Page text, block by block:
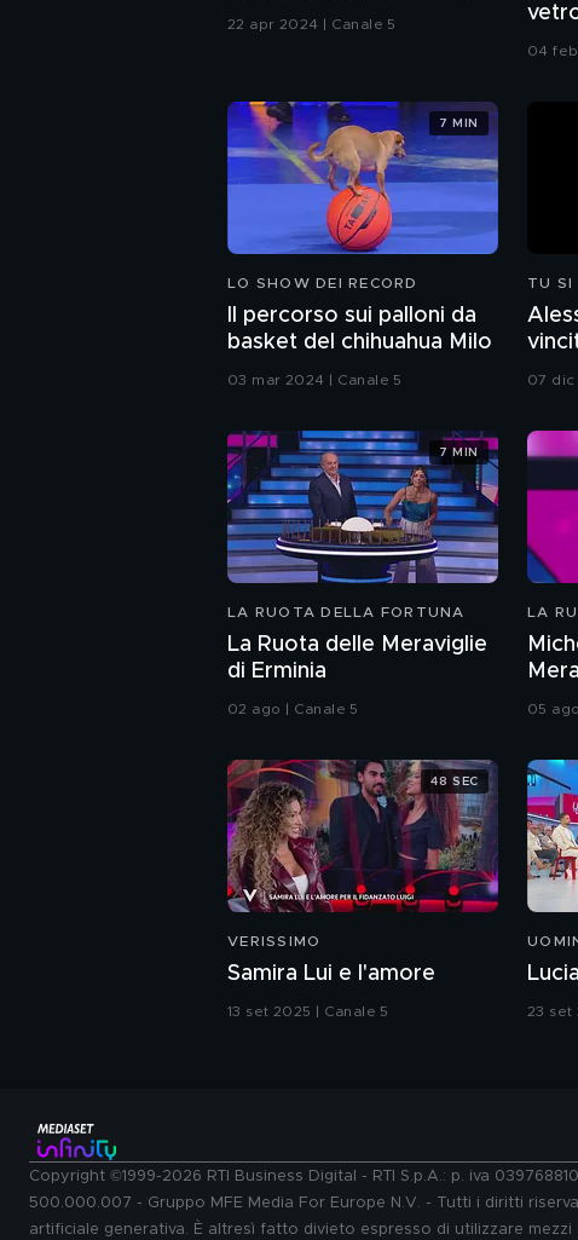
22 apr 2024 | Canale 5
04 feb
LO SHOW DEI RECORD
Il percorso sui palloni da
basket del chihuahua Milo
03 mar 2024 | Canale 5
7 MIN
TU SI
07 dic
LA RUOTA DELLA FORTUNA
La Ruota delle Meraviglie
di Erminia
02 ago | Canale 5
7 MIN
LA
05
VERISSIMO
Samira Lui e l'amore
13 set 2025 | Canale 5
48 SEC
23 set
Copyright ©1999-2026 RTI Business Digital - RTI S.p.A.: p. iva
500.000.007 - Gruppo MFE Media For Europe N.V. - Tutti i diritti
artificiale generativa. È altresì fatto divieto espresso di utilizzare